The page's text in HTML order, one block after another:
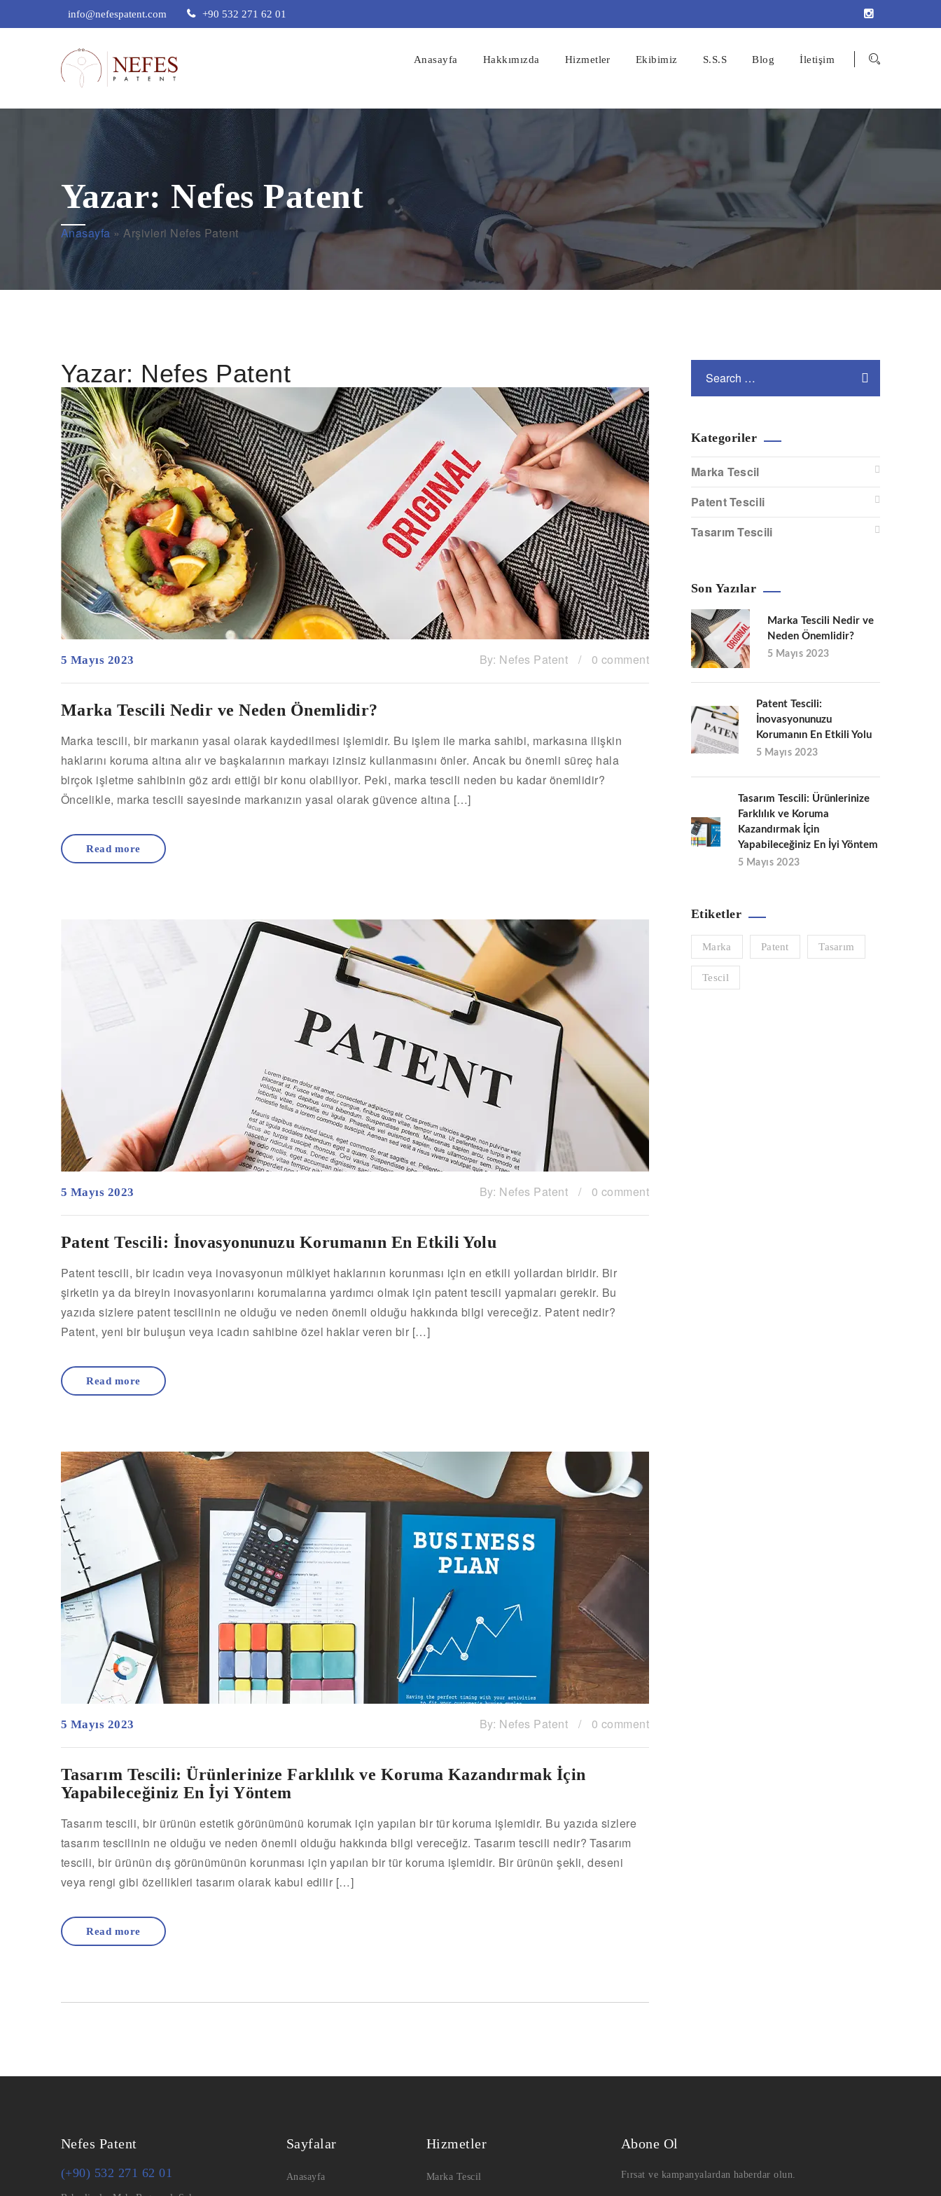
info@nefespatent.com +90 532 271 62 01
Anasayfa Hakkımızda Hizmetler Ekibimiz S.S.S Blog İletişim
Yazar: Nefes Patent
Anasayfa »Arşivleri Nefes Patent
Yazar: Nefes Patent
5 Mayıs 2023 By: Nefes Patent / 0 comment
Marka Tescili Nedir ve Neden Önemlidir?
Marka tescili, bir markanın yasal olarak kaydedilmesi işlemidir. Bu işlem ile marka sahibi, markasına ilişkin
haklarını koruma altına alır ve başkalarının markayı izinsiz kullanmasını önler. Ancak bu önemli süreç hala
birçok işletme sahibinin göz ardı ettiği bir konu olabiliyor. Peki, marka tescili neden bu kadar önemlidir?
Öncelikle, marka tescili sayesinde markanızın yasal olarak güvence altına […]
Read more
5 Mayıs 2023 By: Nefes Patent / 0 comment
Patent Tescili: İnovasyonunuzu Korumanın En Etkili Yolu
Patent tescili, bir icadın veya inovasyonun mülkiyet haklarının korunması için en etkili yollardan biridir. Bir
şirketin ya da bireyin inovasyonlarını korumalarına yardımcı olmak için patent tescili yapmaları gerekir. Bu
yazıda sizlere patent tescilinin ne olduğu ve neden önemli olduğu hakkında bilgi vereceğiz. Patent nedir?
Patent, yeni bir buluşun veya icadın sahibine özel haklar veren bir […]
Read more
5 Mayıs 2023 By: Nefes Patent / 0 comment
Tasarım Tescili: Ürünlerinize Farklılık ve Koruma Kazandırmak İçin
Yapabileceğiniz En İyi Yöntem
Tasarım tescili, bir ürünün estetik görünümünü korumak için yapılan bir tür koruma işlemidir. Bu yazıda sizlere
tasarım tescilinin ne olduğu ve neden önemli olduğu hakkında bilgi vereceğiz. Tasarım tescili nedir? Tasarım
tescili, bir ürünün dış görünümünün korunması için yapılan bir tür koruma işlemidir. Bir ürünün şekli, deseni
veya rengi gibi özellikleri tasarım olarak kabul edilir […]
Read more
Kategoriler
Marka Tescil
Patent Tescili
Tasarım Tescili
Son Yazılar
Marka Tescili Nedir ve
Neden Önemlidir?
5 Mayıs 2023
Patent Tescili:
İnovasyonunuzu
Korumanın En Etkili Yolu
5 Mayıs 2023
Tasarım Tescili: Ürünlerinize
Farklılık ve Koruma
Kazandırmak İçin
Yapabileceğiniz En İyi Yöntem
5 Mayıs 2023
Etiketler
Marka Patent Tasarım
Tescil
Nefes Patent
(+90) 532 271 62 01
Sayfalar
Anasayfa
Hizmetler
Marka Tescil
Abone Ol
Fırsat ve kampanyalardan haberdar olun.